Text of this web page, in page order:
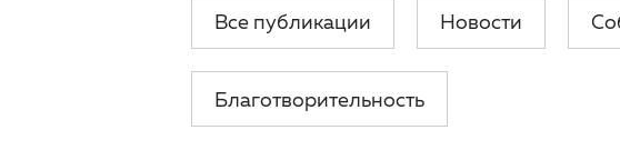
Все публикации Новости
Благотворительность